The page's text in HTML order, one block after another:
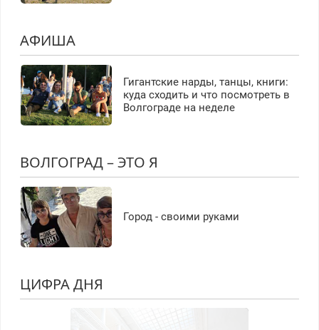
АФИША
Гигантские нарды, танцы, книги:
куда сходить и что посмотреть в
Волгограде на неделе
ВОЛГОГРАД – ЭТО Я
Город - своими руками
ЦИФРА ДНЯ